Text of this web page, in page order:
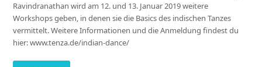
Ravindranathan wird am 12. und 13. Januar 2019 weitere
Workshops geben, in denen sie die Basics des indischen Tanzes
vermittelt. Weitere Informationen und die Anmeldung findest du
hier: www.tenza.de/indian-dance/